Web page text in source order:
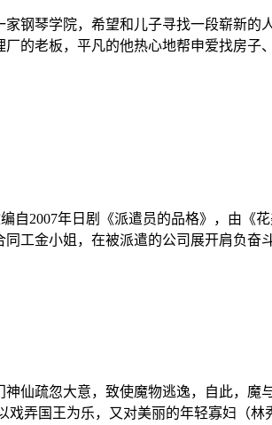
琴学院，希望和儿子寻找一段崭新的
的老板，平凡的他热心地帮申爱找房
2007年日剧《派遣员的品格》，由《
同工金小姐，在被派遣的公司展开肩
仙疏忽大意，致使魔物逃逸，自此，
弄国王为乐，又对美丽的年轻寡妇（